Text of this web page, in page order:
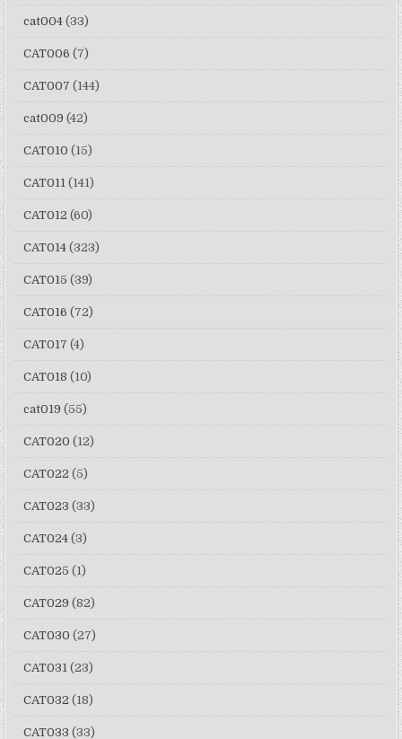
cat004 (33)
CAT006 (7)
CAT007 (144)
cat009 (42)
CAT010 (15)
CAT011 (141)
CAT012 (60)
CAT014 (323)
CAT015 (39)
CAT016 (72)
CAT017 (4)
CAT018 (10)
cat019 (55)
CAT020 (12)
CAT022 (5)
CAT023 (33)
CAT024 (3)
CAT025 (1)
CAT029 (82)
CAT030 (27)
CAT031 (23)
CAT032 (18)
CAT033 (33)